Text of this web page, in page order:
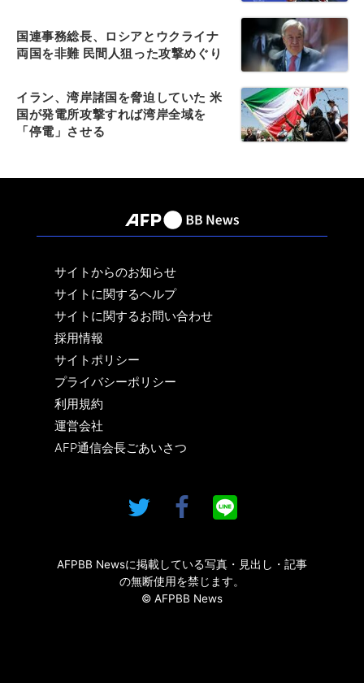
国連事務総長、ロシアとウクライナ
両国を非難 民間人狙った攻撃めぐり
イラン、湾岸諸国を脅迫していた 米
国が発電所攻撃すれば湾岸全域を
「停電」させる
サイトからのお知らせ
サイトに関するヘルプ
サイトに関するお問い合わせ
採用情報
サイトポリシー
プライバシーポリシー
利用規約
運営会社
AFP通信会長ごあいさつ
AFPBB Newsに掲載している写真・見出し・記事
の無断使用を禁じます。
© AFPBB News